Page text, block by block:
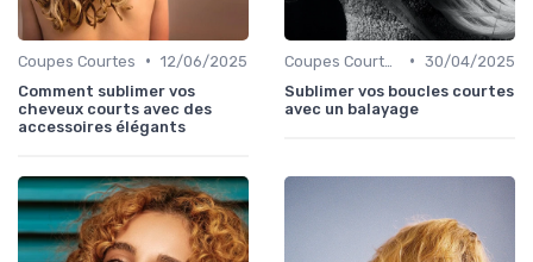
Coupes Courtes • 12/06/2025
Comment sublimer vos
cheveux courts avec des
accessoires élégants
• 30/04/2025
Sublimer vos boucles courtes
avec un balayage